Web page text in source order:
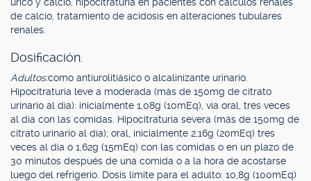
de calcio, tratamiento de acidosis en alteraciones tubulares
renales.
Dosificación.
Adultos:como antiurolitiásico o alcalinizante urinario.
Hipocitraturia leve a moderada (más de 150mg de citrato
urinario al día): inicialmente 1,08g (10mEq), vía oral, tres veces
al día con las comidas. Hipocitraturia severa (más de 150mg de
citrato urinario al día); oral, inicialmente 2,16g (20mEq) tres
veces al día o 1,62g (15mEq) con las comidas o en un plazo de
30 minutos después de una comida o a la hora de acostarse
luego del refrigerio. Dosis límite para el adulto: 10,8g (100mEq)